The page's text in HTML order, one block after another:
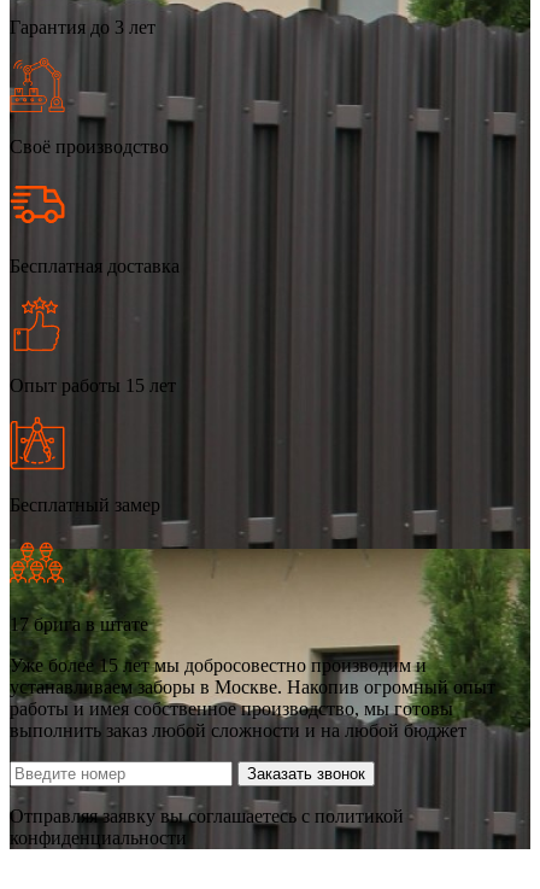
Гарантия до 3 лет
Своё производство
Бесплатная доставка
Опыт работы 15 лет
Бесплатный замер
17 брига в штате
Уже более 15 лет мы добросовестно производим и
устанавливаем заборы в Москве. Накопив огромный опыт
работы и имея собственное производство, мы готовы
выполнить заказ любой сложности и на любой бюджет
Заказать звонок
Отправляя заявку вы соглашаетесь с политикой
конфиденциальности